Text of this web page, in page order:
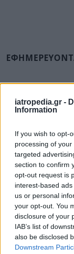
iatropedia.gr -
Information
If you wish to opt-
processing of
targeted
section to confirm
opt-out request is
interest-based
us or personal
your opt-out. You
disclosure of your
IAB’s list of
also be disclosed
Downstream